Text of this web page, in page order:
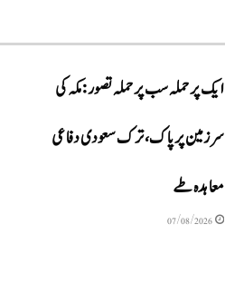
ایک پر حملہ سب پر حملہ تصور: مکہ کی
سرزمین پر پاک، ترک سعودی دفاعی
معاہدہ طے
07/08/2026